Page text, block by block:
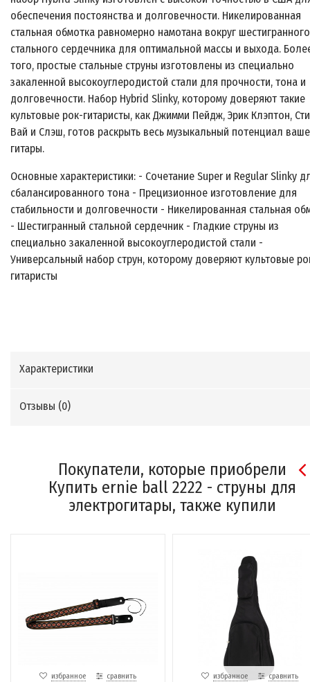
обеспечения постоянства и долговечности. Никелированная
стальная обмотка равномерно намотана вокруг шестигранного
стального сердечника для оптимальной массы и выхода.
того, простые стальные струны изготовлены из специально
закаленной высокоуглеродистой стали для прочности, тона и
долговечности. Набор Hybrid Slinky, которому доверяют такие
культовые рок-гитаристы, как Джимми Пейдж, Эрик Клэптон,
Вай и Слэш, готов раскрыть весь музыкальный потенциал
гитары.
Основные характеристики: - Сочетание Super и Regular Slinky
сбалансированного тона - Прецизионное изготовление для
стабильности и долговечности - Никелированная стальная
- Шестигранный стальной сердечник - Гладкие струны из
специально закаленной высокоуглеродистой стали -
Универсальный набор струн, которому доверяют культовые
гитаристы
Характеристики
Отзывы (0)
Покупатели, которые приобрели
Купить ernie ball 2222 - струны для
электрогитары, также купили
избранное сравнить избранное сравнить